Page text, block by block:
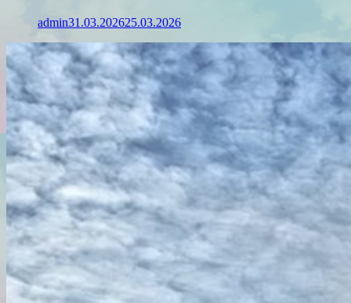
admin31.03.202625.03.2026